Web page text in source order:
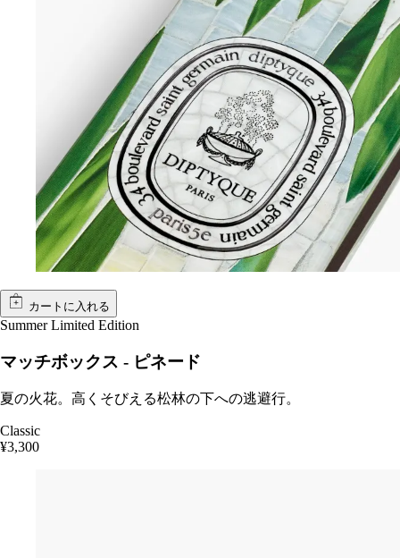
カートに入れる
Summer Limited Edition
マッチボックス - ピネード
夏の火花。高くそびえる松林の下への逃避行。
Classic
¥3,300